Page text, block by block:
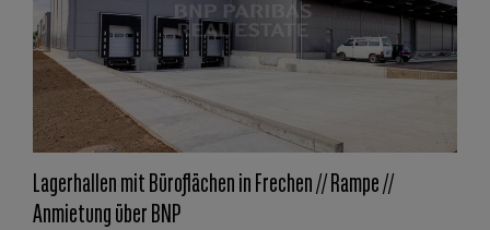
Lagerhallen mit Büroflächen in Frechen // Rampe //
Anmietung über BNP